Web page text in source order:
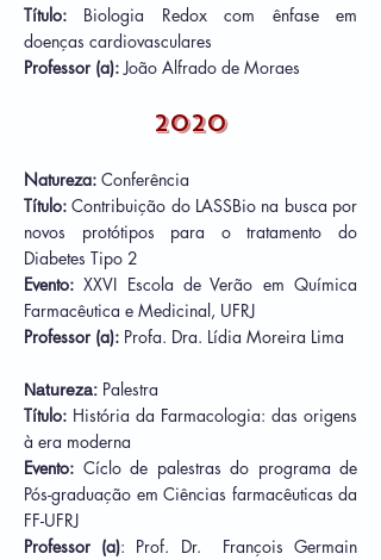
Título: Biologia Redox com ênfase em
doenças cardiovasculares
Professor (a):João Alfrado de Moraes
2020
Natureza: Conferência
Título: Contribuição do LASSBio na busca por
novos protótipos para o tratamento do
Diabetes Tipo 2
Evento:XXVI Escola de Verão em Química
Farmacêutica e Medicinal, UFRJ
Professor (a): Profa. Dra. Lídia Moreira Lima
Natureza: Palestra
Título: História da Farmacologia: das origens
à era moderna
Evento: Cíclo de palestras do programa de
Pós-graduação em Ciências farmacêuticas da
FF-UFRJ
Professor (a): Prof. Dr. François Germain